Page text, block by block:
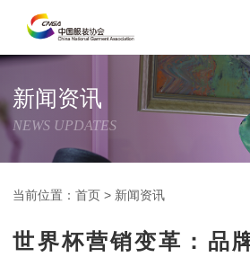
新闻资讯
NEWS UPDATES
当前位置：首页 > 新闻资讯
世界杯营销变革：品